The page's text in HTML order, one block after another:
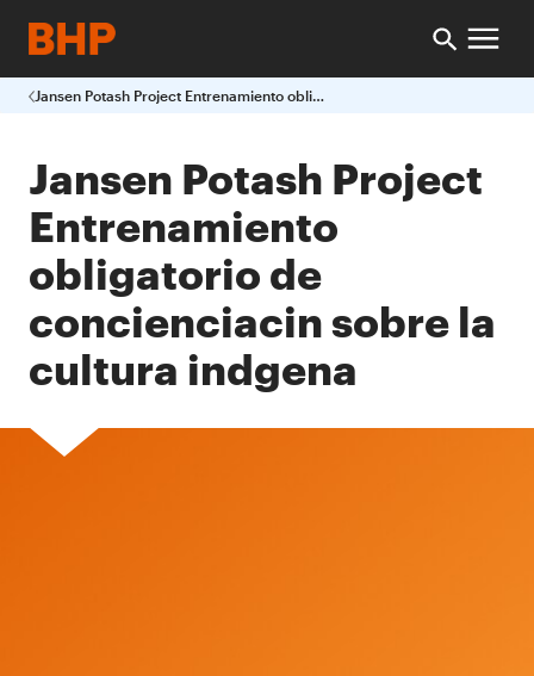
Jansen Potash Project Entrenamiento obligatorio de concienciacin sobre la cultura indgena
Jansen Potash Project
Entrenamiento
obligatorio de
concienciacin sobre la
cultura indgena